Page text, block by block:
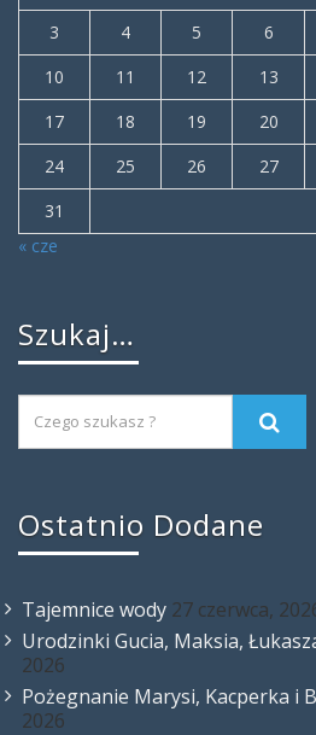
3
4 5 6
10
11 12 13
17
18 19 20
24
25 26 27
31
« cze
Szukaj…
Ostatnio Dodane
Tajemnice wody 27 czerwca,
Urodzinki Gucia, Maksia,
2026
Pożegnanie Marysi, Kacperka i
2026